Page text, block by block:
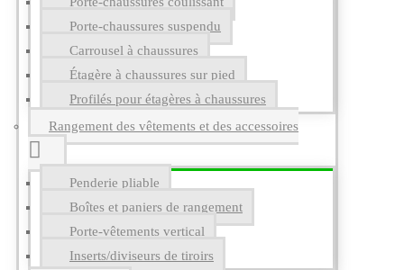
Porte-chaussures suspendu
Carrousel à chaussures
Étagère à chaussures sur pied
Profilés pour étagères à chaussures
Rangement des vêtements et des accessoires
Penderie pliable
Boîtes et paniers de rangement
Porte-vêtements vertical
Inserts/diviseurs de tiroirs